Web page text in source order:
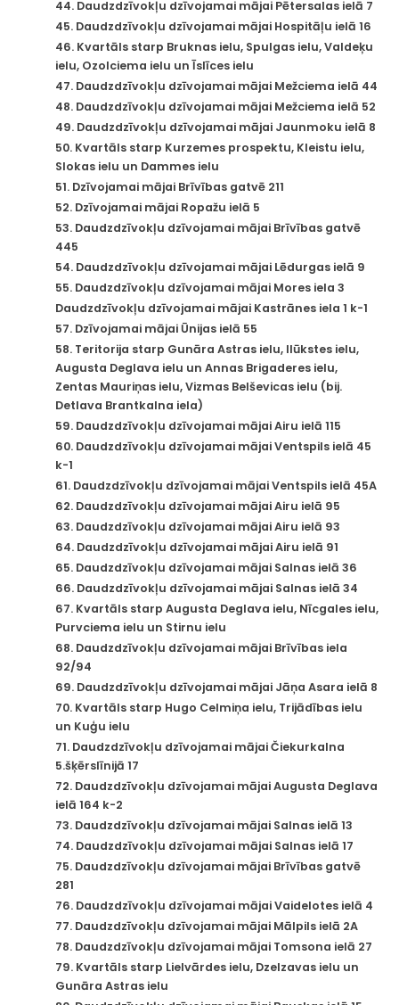
44. Daudzdzīvokļu dzīvojamai mājai Pētersalas ielā 7
45. Daudzdzīvokļu dzīvojamai mājai Hospitāļu ielā 16
46. Kvartāls starp Bruknas ielu, Spulgas ielu, Valdeķu
ielu, Ozolciema ielu un Īslīces ielu
47. Daudzdzīvokļu dzīvojamai mājai Mežciema ielā 44
48. Daudzdzīvokļu dzīvojamai mājai Mežciema ielā 52
49. Daudzdzīvokļu dzīvojamai mājai Jaunmoku ielā 8
50. Kvartāls starp Kurzemes prospektu, Kleistu ielu,
Slokas ielu un Dammes ielu
51. Dzīvojamai mājai Brīvības gatvē 211
52. Dzīvojamai mājai Ropažu ielā 5
53. Daudzdzīvokļu dzīvojamai mājai Brīvības gatvē
445
54. Daudzdzīvokļu dzīvojamai mājai Lēdurgas ielā 9
55. Daudzdzīvokļu dzīvojamai mājai Mores iela 3
Daudzdzīvokļu dzīvojamai mājai Kastrānes iela 1 k-1
57. Dzīvojamai mājai Ūnijas ielā 55
58. Teritorija starp Gunāra Astras ielu, Ilūkstes ielu,
Augusta Deglava ielu un Annas Brigaderes ielu,
Zentas Mauriņas ielu, Vizmas Belševicas ielu (bij.
Detlava Brantkalna iela)
59. Daudzdzīvokļu dzīvojamai mājai Airu ielā 115
60. Daudzdzīvokļu dzīvojamai mājai Ventspils ielā 45
k-1
61. Daudzdzīvokļu dzīvojamai mājai Ventspils ielā 45A
62. Daudzdzīvokļu dzīvojamai mājai Airu ielā 95
63. Daudzdzīvokļu dzīvojamai mājai Airu ielā 93
64. Daudzdzīvokļu dzīvojamai mājai Airu ielā 91
65. Daudzdzīvokļu dzīvojamai mājai Salnas ielā 36
66. Daudzdzīvokļu dzīvojamai mājai Salnas ielā 34
67. Kvartāls starp Augusta Deglava ielu, Nīcgales ielu,
Purvciema ielu un Stirnu ielu
68. Daudzdzīvokļu dzīvojamai mājai Brīvības iela
92/94
69. Daudzdzīvokļu dzīvojamai mājai Jāņa Asara ielā 8
70. Kvartāls starp Hugo Celmiņa ielu, Trijādības ielu
un Kuģu ielu
71. Daudzdzīvokļu dzīvojamai mājai Čiekurkalna
5.šķērslīnijā 17
72. Daudzdzīvokļu dzīvojamai mājai Augusta Deglava
ielā 164 k-2
73. Daudzdzīvokļu dzīvojamai mājai Salnas ielā 13
74. Daudzdzīvokļu dzīvojamai mājai Salnas ielā 17
75. Daudzdzīvokļu dzīvojamai mājai Brīvības gatvē
281
76. Daudzdzīvokļu dzīvojamai mājai Vaidelotes ielā 4
77. Daudzdzīvokļu dzīvojamai mājai Mālpils ielā 2A
78. Daudzdzīvokļu dzīvojamai mājai Tomsona ielā 27
79. Kvartāls starp Lielvārdes ielu, Dzelzavas ielu un
Gunāra Astras ielu